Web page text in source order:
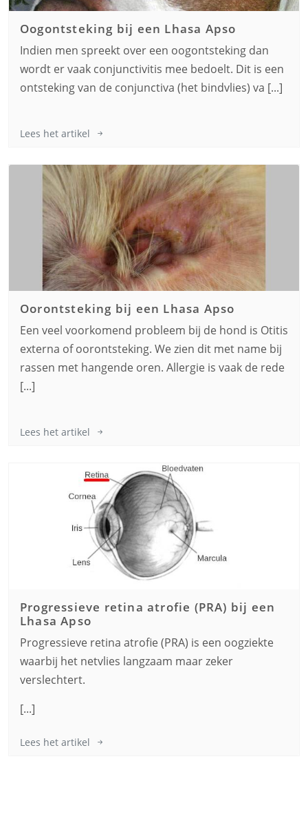
Oogontsteking bij een Lhasa Apso
Indien men spreekt over een oogontsteking dan
wordt er vaak conjunctivitis mee bedoelt. Dit is een
ontsteking van de conjunctiva (het bindvlies) va [...]
Lees het artikel
Oorontsteking bij een Lhasa Apso
Een veel voorkomend probleem bij de hond is Otitis
externa of oorontsteking. We zien dit met name bij
rassen met hangende oren. Allergie is vaak de rede
[...]
Lees het artikel
Progressieve retina atrofie (PRA) bij een
Lhasa Apso
Progressieve retina atrofie (PRA) is een oogziekte
waarbij het netvlies langzaam maar zeker
verslechtert.
[...]
Lees het artikel